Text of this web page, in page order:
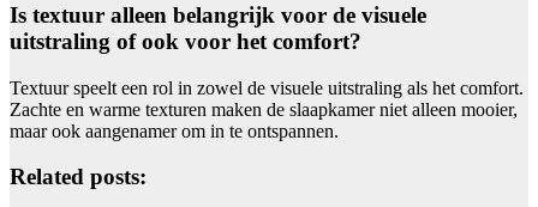
Is textuur alleen belangrijk voor de visuele
uitstraling of ook voor het comfort?
Textuur speelt een rol in zowel de visuele uitstraling als het comfort.
Zachte en warme texturen maken de slaapkamer niet alleen mooier,
maar ook aangenamer om in te ontspannen.
Related posts: